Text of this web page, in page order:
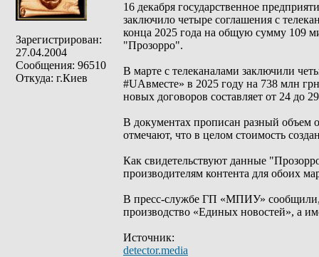
Зарегистрирован:
27.04.2004
Сообщения: 96510
Откуда: г.Киев
16 декабря государственное
заключило четыре соглашения с
конца 2025 года на общую сумму 109
"Прозорро".
В марте с телеканалами заключили
#UAвместе» в 2025 году на 738 млн
новых договоров составляет от 24 до
В документах прописан разный объем
отмечают, что в целом стоимость
Как свидетельствуют данные
производителям контента для обоих
В пресс-службе ГП «МПИУ»
производство «Единых новостей», а
Источник:
detector.media